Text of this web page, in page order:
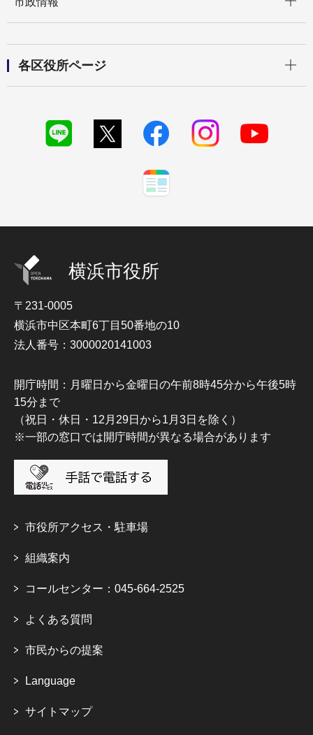
各区役所ページ
横浜市役所
〒231-0005
横浜市中区本町6丁目50番地の10
法人番号：3000020141003
開庁時間：月曜日から金曜日の午前8時45分から午後5時
15分まで
（祝日・休日・12月29日から1月3日を除く）
※一部の窓口では開庁時間が異なる場合があります
市役所アクセス・駐車場
組織案内
コールセンター：045-664-2525
よくある質問
市民からの提案
Language
サイトマップ